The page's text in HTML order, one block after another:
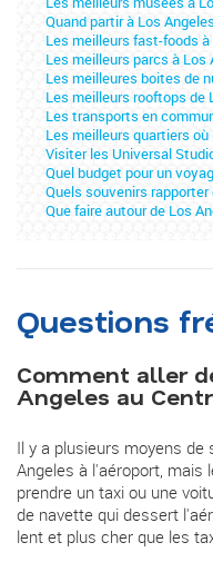
Quand partir à Los
Les meilleurs fast-foods à
Les meilleurs parcs à Los
Les meilleures boites de
Les meilleurs rooftops de
Les transports en
Les meilleurs quartiers où
Visiter les Universal
Quel budget pour un
Quels souvenirs rapporter
Que faire autour de Los
Questions
Comment aller
Angeles au
Il y a plusieurs moyens de
Angeles à l'aéroport, mais
prendre un taxi ou une
de navette qui dessert
lent et plus cher que les